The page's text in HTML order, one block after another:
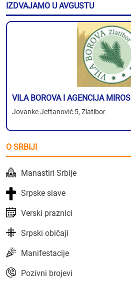
IZDVAJAMO U AVGUSTU
VILA BOROVA I AGENCIJA MIROS
Jovanke Jeftanović 5, Zlatibor
O SRBIJI
Manastiri Srbije
Srpske slave
Verski praznici
Srpski običaji
Manifestacije
Pozivni brojevi